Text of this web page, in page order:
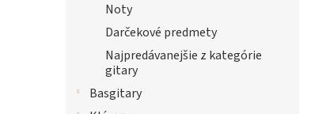
Noty
Darčekové predmety
Najpredávanejšie z kategórie
gitary
Basgitary